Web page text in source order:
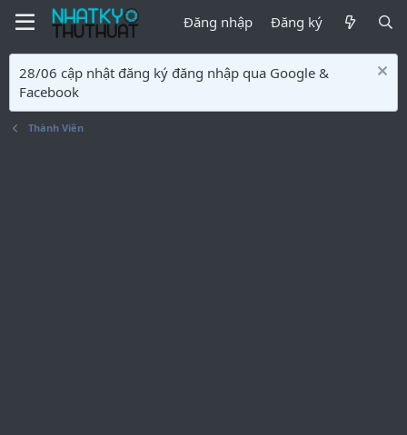
Đăng nhập Đăng ký
28/06 cập nhật đăng ký đăng nhập qua Google &
Facebook
Thành Viên